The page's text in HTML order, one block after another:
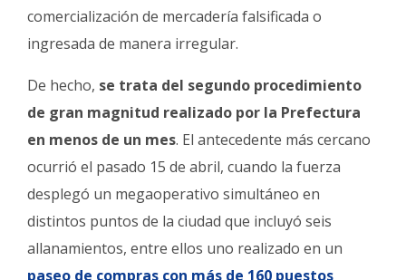
comercialización de mercadería falsificada o
ingresada de manera irregular.
De hecho, se trata del segundo procedimiento
de gran magnitud realizado por la Prefectura
en menos de un mes. El antecedente más cercano
ocurrió el pasado 15 de abril, cuando la fuerza
desplegó un megaoperativo simultáneo en
distintos puntos de la ciudad que incluyó seis
allanamientos, entre ellos uno realizado en un
paseo de compras con más de 160 puestos